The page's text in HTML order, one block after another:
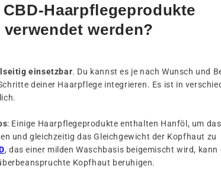
Haarpflegeprodukte
werden?
einsetzbar. Du kannst es je nach Wunsch und
deiner Haarpflege integrieren. Es ist in
: Einige Haarpflegeprodukte enthalten Hanföl, um
und gleichzeitig das Gleichgewicht der Kopfhaut zu
, das einer milden Waschbasis beigemischt wird, kann
Kopfhaut beruhigen.